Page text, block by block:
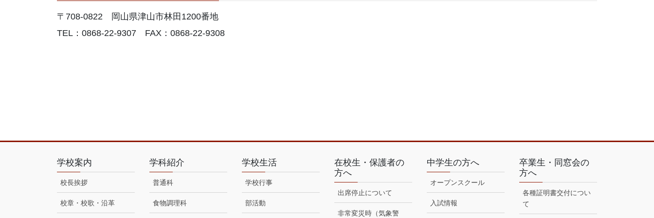
〒708-0822 岡山県津山市林田1200番地
TEL：0868-22-9307 FAX：0868-22-9308
学校案内
校長挨拶
校章・校歌・沿革
学科紹介
普通科
食物調理科
学校生活
学校行事
部活動
在校生・保護者の
方へ
出席停止について
非常変災時（気象警
中学生の方へ
オープンスクール
入試情報
卒業生・同窓会の
方へ
各種証明書交付につい
て